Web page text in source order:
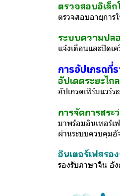
ตรวจสอบอิเล็
ตรวจสอบอายุการ
ระบบความปล
แจ้งเตือนและปิด
การอัปเกรดที่
อัปเดตระยะไก
อัปเกรดเฟิร์มแวร์
การจัดการสระ
มาพร้อมอินเทอร์เ
ผ่านระบบควบคุมอั
อินเตอร์เฟสร
รองรับภาษาจีน อั